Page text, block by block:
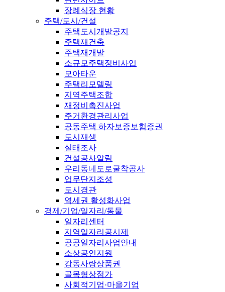
장례식장 현황
주택/도시/건설
주택도시개발공지
주택재건축
주택재개발
소규모주택정비사업
모아타운
주택리모델링
지역주택조합
재정비촉진사업
주거환경관리사업
공동주택 하자보증보험증권
도시재생
실태조사
건설공사알림
우리동네도로굴착공사
업무단지조성
도시경관
역세권 활성화사업
경제/기업/일자리/동물
일자리센터
지역일자리공시제
공공일자리사업안내
소상공인지원
강동사랑상품권
골목형상점가
사회적기업·마을기업